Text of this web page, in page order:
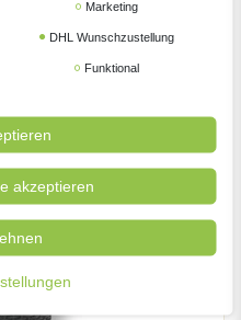
Marketing
DHL Wunschzustellung
Funktional
akzeptieren